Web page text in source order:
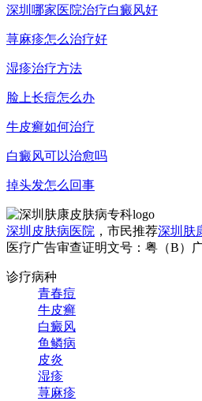
深圳哪家医院治疗白癜风好
荨麻疹怎么治疗好
湿疹治疗方法
脸上长痘怎么办
牛皮癣如何治疗
白癜风可以治愈吗
掉头发怎么回事
深圳皮肤病医院 ，市民推荐深圳肤
医疗广告审查证明文号：粤（B）
诊疗病种
青春痘
牛皮癣
白癜风
鱼鳞病
皮炎
湿疹
荨麻疹